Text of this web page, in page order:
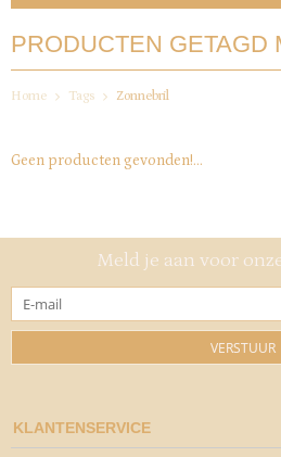
PRODUCTEN GETAGD
Home Tags Zonnebril
Geen producten gevonden!...
Meld je aan voor
VERSTUUR
KLANTENSERVICE